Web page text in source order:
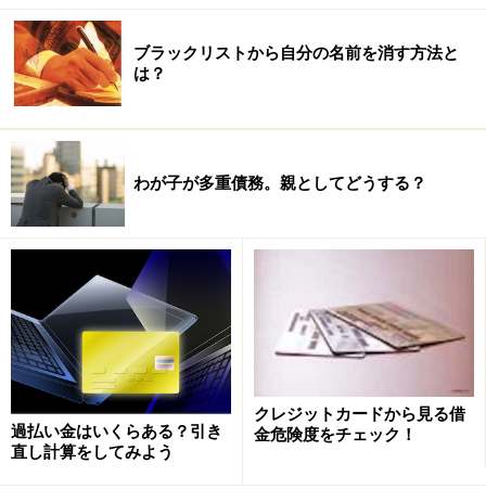
ブラックリストから自分の名前を消す方法と
は？
わが子が多重債務。親としてどうする？
過払い金はいくらある？引き
直し計算をしてみよう
クレジットカードから見る借
金危険度をチェック！